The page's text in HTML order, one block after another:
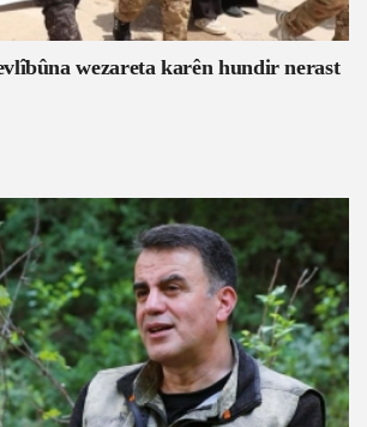
wezareta karên hundir nerast